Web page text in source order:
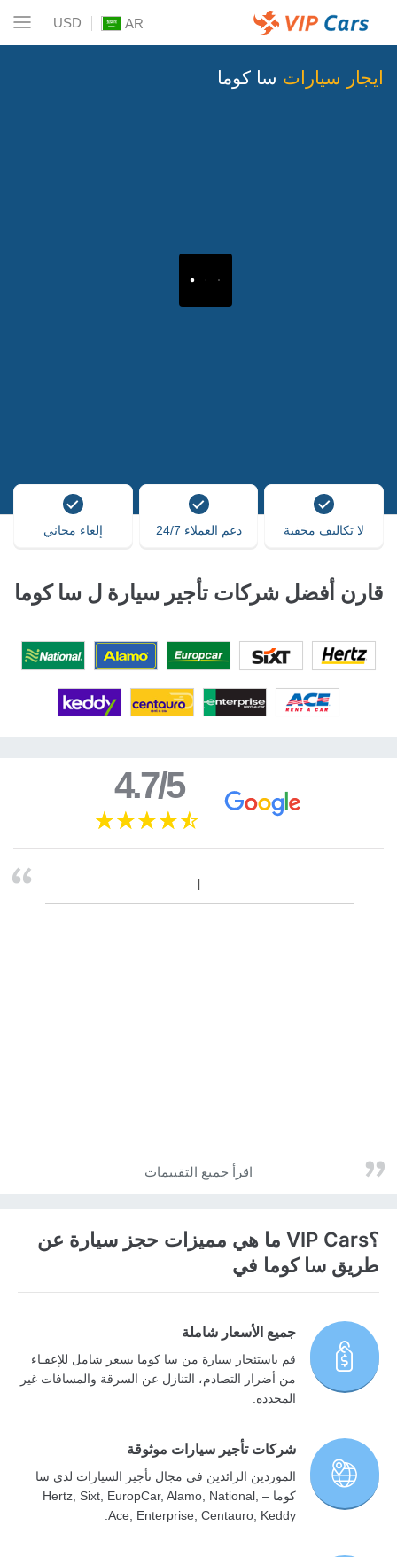
AR
USD
ايجار سيارات سا كوما
لا تكاليف مخفية دعم العملاء 24/7 إلغاء مجاني
قارن أفضل شركات تأجير سيارة ل سا كوما
4.7/5
اقرأ جميع التقييمات
؟VIP Cars ما هي مميزات حجز سيارة عن
طريق سا كوما في
جميع الأسعار شاملة
قم باستئجار سيارة من سا كوما بسعر شامل للإعفـاء
من أضرار التصادم، التنازل عن السرقة والمسافات غير
المحددة.
شركات تأجير سيارات موثوقة
الموردين الرائدين في مجال تأجير السيارات لدى سا
كوما – Hertz, Sixt, EuropCar, Alamo, National,
Ace, Enterprise, Centauro, Keddy.